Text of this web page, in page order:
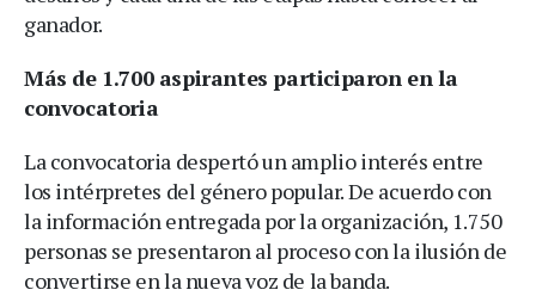
ganador.
Más de 1.700 aspirantes participaron en la
convocatoria
La convocatoria despertó un amplio interés entre
los intérpretes del género popular. De acuerdo con
la información entregada por la organización, 1.750
personas se presentaron al proceso con la ilusión de
convertirse en la nueva voz de la banda.